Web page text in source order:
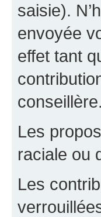
saisie).
envoyée
effet tant
conseillère.
Les
raciale ou
Les